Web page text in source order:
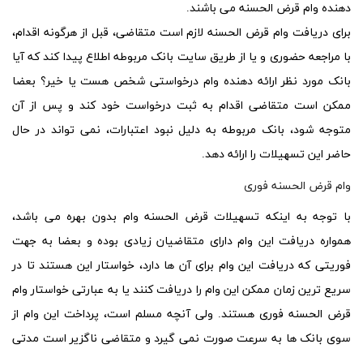
دهنده وام قرض الحسنه می باشند.
برای دریافت وام قرض الحسنهلازم است متقاضی، قبل از هرگونه اقدام،
با مراجعه حضوری و یا از طریق سایت بانک مربوطه اطلاع پیدا کند که آیا
بانک مورد نظر ارائه دهنده وام درخواستی شخص هست یا خیر؟ بعضا
ممکن است متقاضی اقدام به ثبت درخواست خود کند و پس از آن
متوجه شود، بانک مربوطه به دلیل نبود اعتبارات، نمی تواند در حال
حاضر این تسهیلات را ارائه دهد.
وام قرض الحسنه فوری
با توجه به اینکه تسهیلات قرض الحسنه وام بدون بهره می باشد،
همواره دریافت این وام دارای متقاضیان زیادی بوده و بعضا به جهت
فوریتی که دریافت این وام برای آن ها دارد، خواستار این هستند تا در
سریع ترین زمان ممکن این وام را دریافت کنند یا به عبارتی خواستار وام
قرض الحسنه فوری هستند. ولی آنچه مسلم است، پرداخت این وام از
سوی بانک ها به سرعت صورت نمی گیرد و متقاضی ناگزیر است مدتی